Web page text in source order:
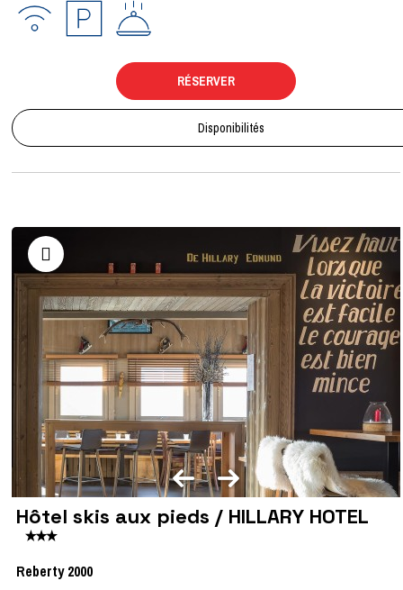
RÉSERVER
Disponibilités
Hôtel skis aux pieds / HILLARY HOTEL
Reberty 2000